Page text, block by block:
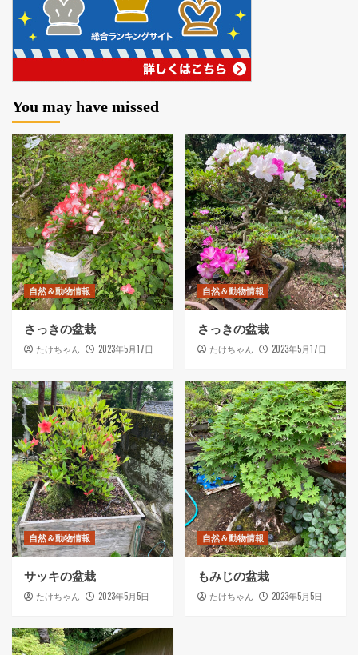
You may have missed
自然＆動物情報
さっきの盆栽
たけちゃん 2023年5月17日
自然＆動物情報
さっきの盆栽
たけちゃん 2023年5月17日
自然＆動物情報
サッキの盆栽
たけちゃん 2023年5月5日
自然＆動物情報
もみじの盆栽
たけちゃん 2023年5月5日